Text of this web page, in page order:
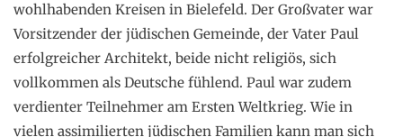
wohlhabenden Kreisen in Bielefeld. Der Großvater war
Vorsitzender der jüdischen Gemeinde, der Vater Paul
erfolgreicher Architekt, beide nicht religiös, sich
vollkommen als Deutsche fühlend. Paul war zudem
verdienter Teilnehmer am Ersten Weltkrieg. Wie in
vielen assimilierten jüdischen Familien kann man sich